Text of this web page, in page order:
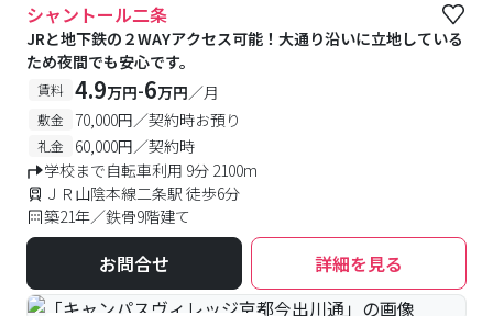
シャントール二条
JRと地下鉄の２WAYアクセス可能！大通り沿いに立地している
ため夜間でも安心です。
賃料 4.9万円-6万円／月
敷金 70,000円／契約時お預り
礼金
60,000円／契約時
学校まで自転車利用 9分 2100m
ＪＲ山陰本線二条駅 徒歩6分
築21年／鉄骨9階建て
お問合せ 詳細を見る